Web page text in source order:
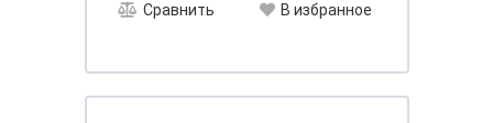
Сравнить В избранное